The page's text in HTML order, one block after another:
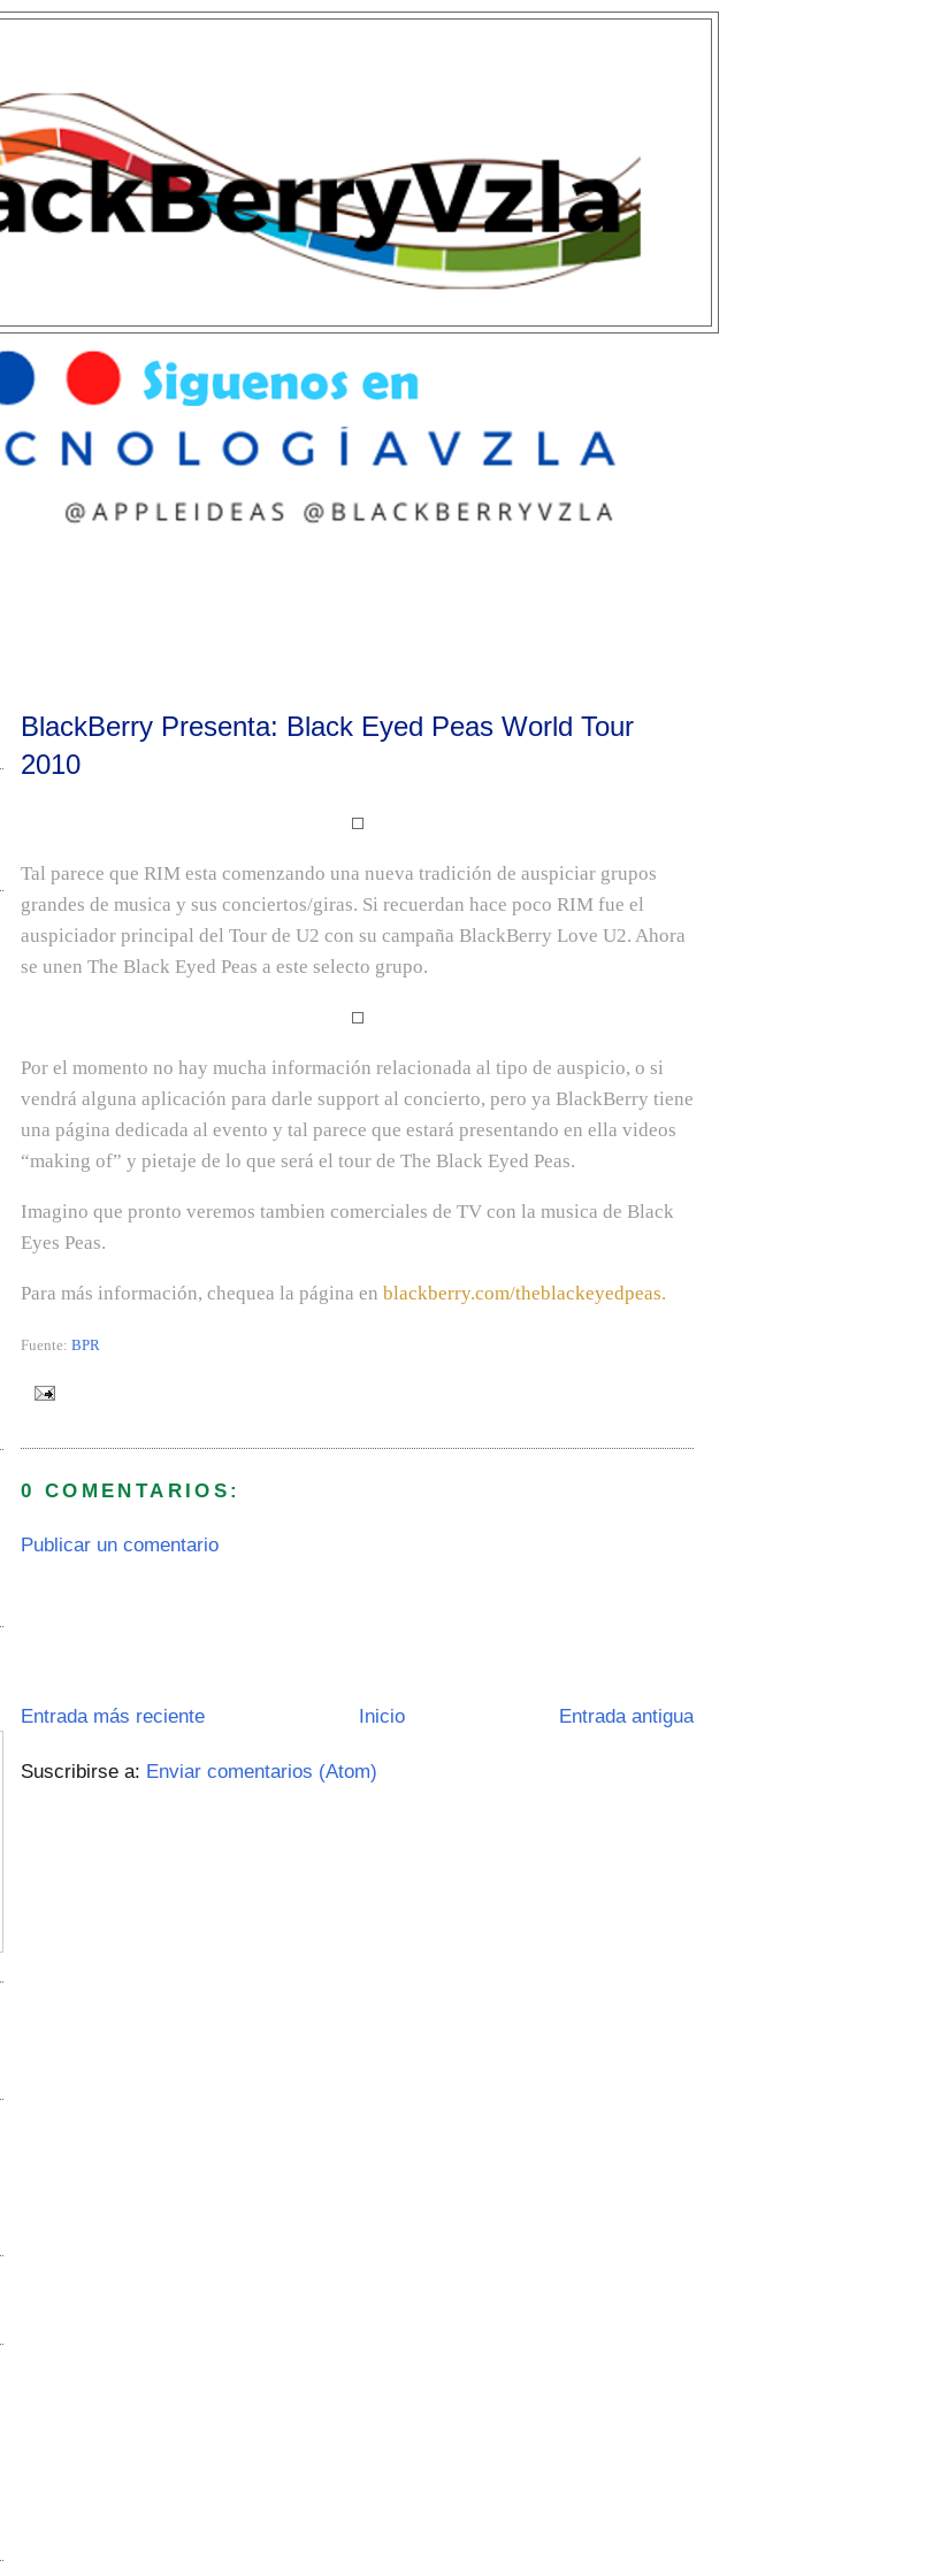
BlackBerry Presenta: Black Eyed Peas World Tour
2010
Tal parece que RIM esta comenzando una nueva tradición de auspiciar grupos
grandes de musica y sus conciertos/giras. Si recuerdan hace poco RIM fue el
auspiciador principal del Tour de U2 con su campaña BlackBerry Love U2. Ahora
se unen The Black Eyed Peas a este selecto grupo.
Por el momento no hay mucha información relacionada al tipo de auspicio, o si
vendrá alguna aplicación para darle support al concierto, pero ya BlackBerry tiene
una página dedicada al evento y tal parece que estará presentando en ella videos
“making of” y pietaje de lo que será el tour de The Black Eyed Peas.
Imagino que pronto veremos tambien comerciales de TV con la musica de Black
Eyes Peas.
Para más información, chequea la página en blackberry.com/theblackeyedpeas.
Fuente: BPR
0 COMENTARIOS:
Publicar un comentario
Entrada más reciente Entrada antigua
Inicio
Suscribirse a: Enviar comentarios (Atom)